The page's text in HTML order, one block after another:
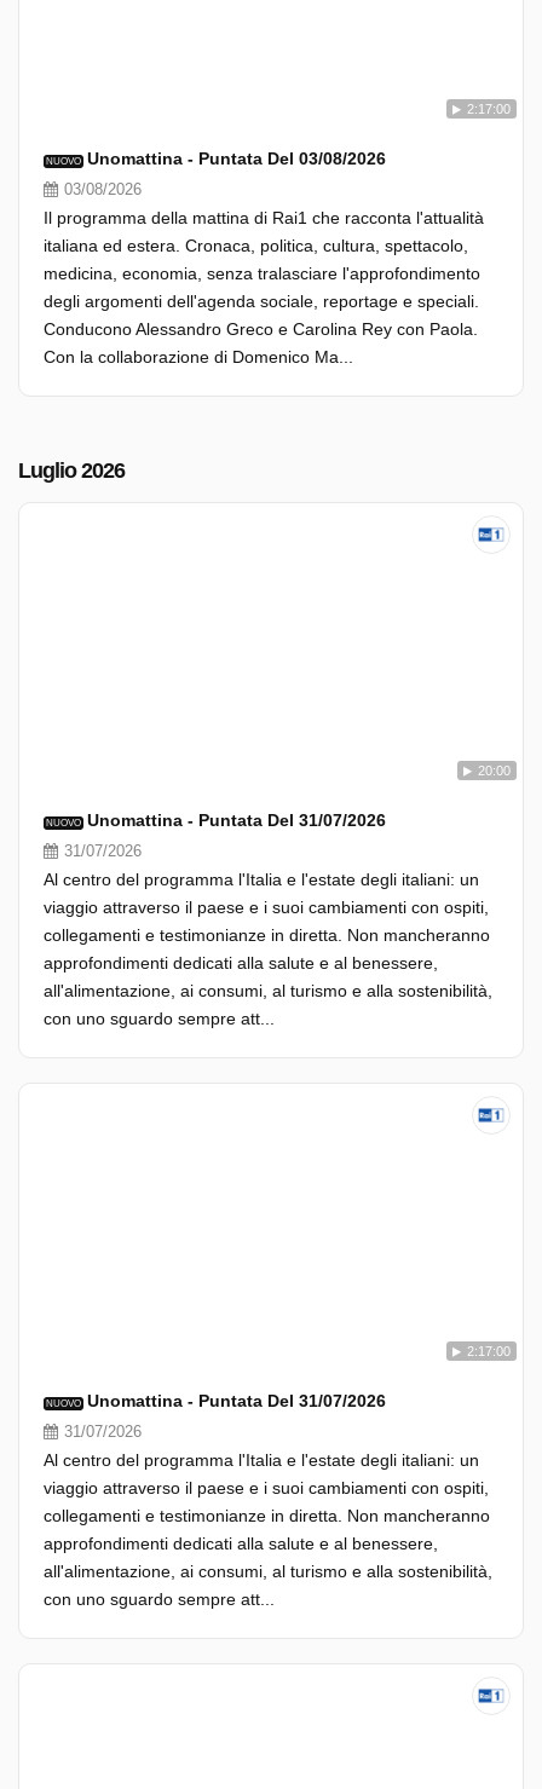
2:17:00
NUOVO Unomattina - Puntata Del 03/08/2026
03/08/2026
Il programma della mattina di Rai1 che racconta l'attualità
italiana ed estera. Cronaca, politica, cultura, spettacolo,
medicina, economia, senza tralasciare l'approfondimento
degli argomenti dell'agenda sociale, reportage e speciali.
Conducono Alessandro Greco e Carolina Rey con Paola.
Con la collaborazione di Domenico Ma...
Luglio 2026
20:00
NUOVO Unomattina - Puntata Del 31/07/2026
31/07/2026
Al centro del programma l'Italia e l'estate degli italiani: un
viaggio attraverso il paese e i suoi cambiamenti con ospiti,
collegamenti e testimonianze in diretta. Non mancheranno
approfondimenti dedicati alla salute e al benessere,
all'alimentazione, ai consumi, al turismo e alla sostenibilità,
con uno sguardo sempre att...
2:17:00
NUOVO Unomattina - Puntata Del 31/07/2026
31/07/2026
Al centro del programma l'Italia e l'estate degli italiani: un
viaggio attraverso il paese e i suoi cambiamenti con ospiti,
collegamenti e testimonianze in diretta. Non mancheranno
approfondimenti dedicati alla salute e al benessere,
all'alimentazione, ai consumi, al turismo e alla sostenibilità,
con uno sguardo sempre att...